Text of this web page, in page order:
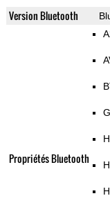
Version Bluetooth
Propriétés Bluetooth